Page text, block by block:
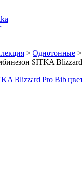
> Однотонные >
SITKA